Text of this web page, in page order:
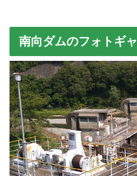
南向ダムのフォトギ